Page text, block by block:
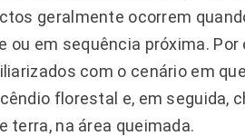
geralmente ocorrem
ou em sequência próxima.
com o cenário em
florestal e, em seguida,
terra, na área queimada.